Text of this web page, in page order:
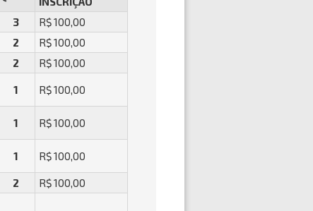
3
R$ 100,00
2
R$ 100,00
2
R$ 100,00
1 R$ 100,00
1 R$ 100,00
1 R$ 100,00
2 R$ 100,00